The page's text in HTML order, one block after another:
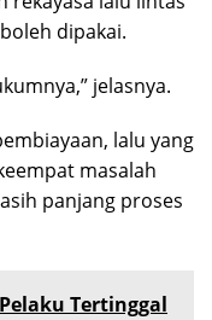
dipakai.
jelasnya.
lalu yang
masalah
panjang proses
Tertinggal